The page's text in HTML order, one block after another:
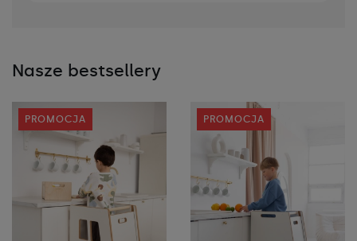
Nasze bestsellery
PROMOCJA PROMOCJA